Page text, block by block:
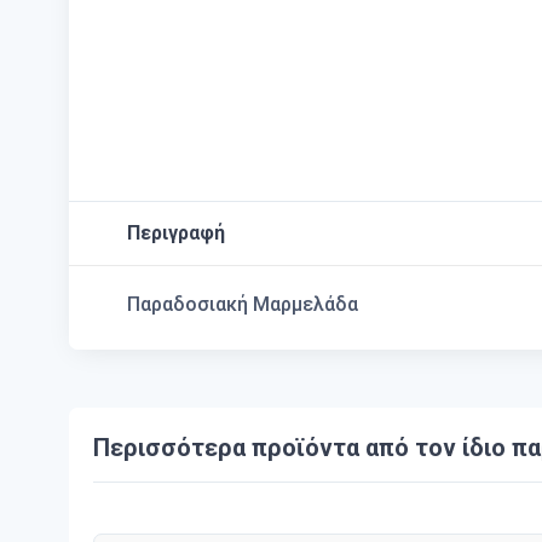
Περιγραφή
Παραδοσιακή Μαρμελάδα
Περισσότερα προϊόντα από τον ίδιο